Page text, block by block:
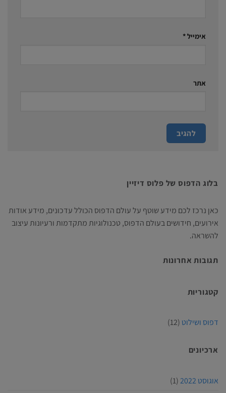
אימייל*
אתר
בלוג הדפוס של פלוס דיזיין
כאן נרכז לכם מידע שוטף על עולם הדפוס הכולל עדכונים, מידע אודות
אירועים, חידושים בעולם הדפוס, טכנולוגיות מתקדמות ורעיונות עיצוב
להשראה.
תגובות אחרונות
קטגוריות
דפוס ושילוט (12)
ארכיונים
אוגוסט 2022
(1)